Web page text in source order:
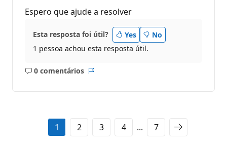
Espero que ajude a resolver
Esta resposta foi útil? Yes
No
1 pessoa achou esta resposta útil.
0 comentários
Sem
1 2 3 4 ... 7